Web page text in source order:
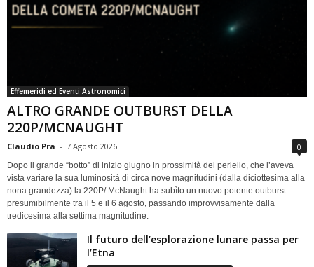
Effemeridi ed Eventi Astronomici
ALTRO GRANDE OUTBURST DELLA
220P/MCNAUGHT
Claudio Pra - 7 Agosto 2026 0
Dopo il grande “botto” di inizio giugno in prossimità del perielio, che l’aveva
vista variare la sua luminosità di circa nove magnitudini (dalla diciottesima alla
nona grandezza) la 220P/ McNaught ha subìto un nuovo potente outburst
presumibilmente tra il 5 e il 6 agosto, passando improvvisamente dalla
tredicesima alla settima magnitudine.
Il futuro dell’esplorazione lunare passa per
l’Etna